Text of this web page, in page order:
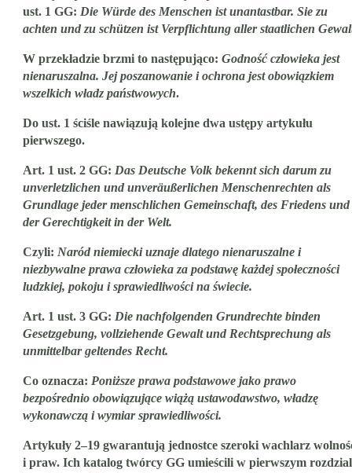
ust. 1 GG: Die Würde des Menschen ist unantastbar. Sie zu
achten und zu schützen ist Verpflichtung aller staatlichen
W przekładzie brzmi to następująco: Godność człowieka jest
nienaruszalna. Jej poszanowanie i ochrona jest obowiązkiem
wszelkich władz państwowych.
Do ust. 1 ściśle nawiązują kolejne dwa ustępy artykułu
pierwszego.
Art. 1 ust. 2 GG: Das Deutsche Volk bekennt sich darum zu
unverletzlichen und unveräußerlichen Menschenrechten als
Grundlage jeder menschlichen Gemeinschaft, des Friedens und
der Gerechtigkeit in der Welt.
Czyli: Naród niemiecki uznaje dlatego nienaruszalne i
niezbywalne prawa człowieka za podstawę każdej społeczności
ludzkiej, pokoju i sprawiedliwości na świecie.
Art. 1 ust. 3 GG: Die nachfolgenden Grundrechte binden
Gesetzgebung, vollziehende Gewalt und Rechtsprechung als
unmittelbar geltendes Recht.
Co oznacza: Poniższe prawa podstawowe jako prawo
bezpośrednio obowiązujące wiążą ustawodawstwo, władzę
wykonawczą i wymiar sprawiedliwości.
Artykuły 2–19 gwarantują jednostce szeroki wachlarz
i praw. Ich katalog twórcy GG umieścili w pierwszym